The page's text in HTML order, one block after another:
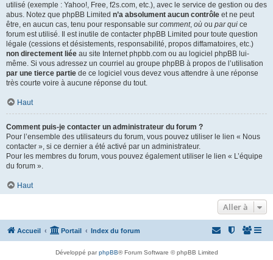
utilisé (exemple : Yahoo!, Free, f2s.com, etc.), avec le service de gestion ou des
abus. Notez que phpBB Limited n’a absolument aucun contrôle et ne peut
être, en aucun cas, tenu pour responsable sur comment, où ou par qui ce
forum est utilisé. Il est inutile de contacter phpBB Limited pour toute question
légale (cessions et désistements, responsabilité, propos diffamatoires, etc.)
non directement liée au site Internet phpbb.com ou au logiciel phpBB lui-
même. Si vous adressez un courriel au groupe phpBB à propos de l’utilisation
par une tierce partie de ce logiciel vous devez vous attendre à une réponse
très courte voire à aucune réponse du tout.
Haut
Comment puis-je contacter un administrateur du forum ?
Pour l’ensemble des utilisateurs du forum, vous pouvez utiliser le lien « Nous
contacter », si ce dernier a été activé par un administrateur.
Pour les membres du forum, vous pouvez également utiliser le lien « L’équipe
du forum ».
Haut
Aller à
Accueil Portail Index du forum
Développé parphpBB® Forum Software © phpBB Limited